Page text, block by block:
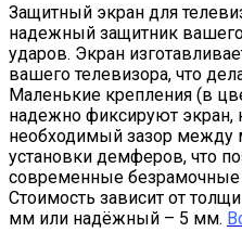
Защитный экран для
надежный защитник
ударов. Экран
вашего телевизора, что
Маленькие крепления (в
надежно фиксируют
необходимый зазор между
установки демферов, что
современные безрамочные
Стоимость зависит от
мм или надёжный – 5 мм.